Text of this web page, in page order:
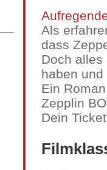
Als
dass
Doch alles
haben
Ein
Zepplin
Dein